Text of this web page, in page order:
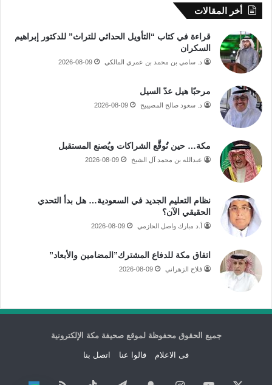
أخر المقالات
قراءة في كتاب “التأويل الحداثي للتراث” للدكتور إبراهيم
السكران
د. سامي بن محمد بن عمري المالكي 2026-08-09
مرحبًا هيل عدّ السيل
د. سعود صالح المصيبيح 2026-08-09
مكة… حين تُوقَّع الشراكات ويُصنع المستقبل
عبدالله بن محمد آل الشيخ 2026-08-09
نظام التعليم الجديد في السعودية… هل بدأ التحدي
الحقيقي الآن؟
أ.د مبارك واصل الحازمي 2026-08-09
اتفاق مكة للدفاع المشترك”المضامين والأبعاد”
فلاح الزهراني 2026-08-09
جميع الحقوق محفوظة لموقع صحيفة مكة الإلكترونية
فى الاعلام قالوا عنا اتصل بنا